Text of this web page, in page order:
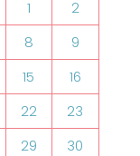
1
2
8
9
15
16
22
23
29
30